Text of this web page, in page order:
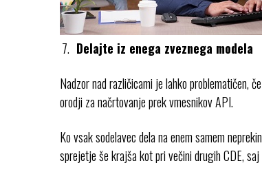
Delajte iz enega zveznega modela
Nadzor nad različicami je lahko problematičen,
orodji za načrtovanje prek vmesnikov API.
Ko vsak sodelavec dela na enem samem
sprejetje še krajša kot pri večini drugih CDE,